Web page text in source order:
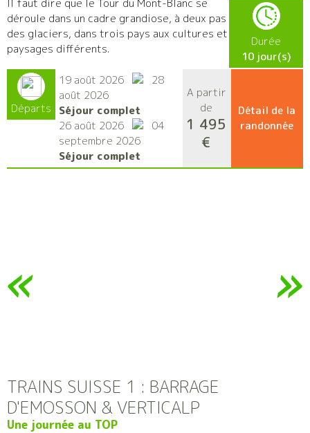
Il faut dire que le Tour du Mont-Blanc se
déroule dans un cadre grandiose, à deux pas
des glaciers, dans trois pays aux cultures et
paysages différents.
Durée
10 jour(s)
Départs
19 août 2026
28
août 2026
Séjour complet
26 août 2026
04
septembre 2026
Séjour complet
A partir
de
1 495
€
Détail de la
randonnée
TRAINS SUISSE 1 : BARRAGE
D'EMOSSON & VERTICALP
Une journée au TOP